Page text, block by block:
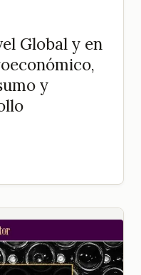
Global y en
y